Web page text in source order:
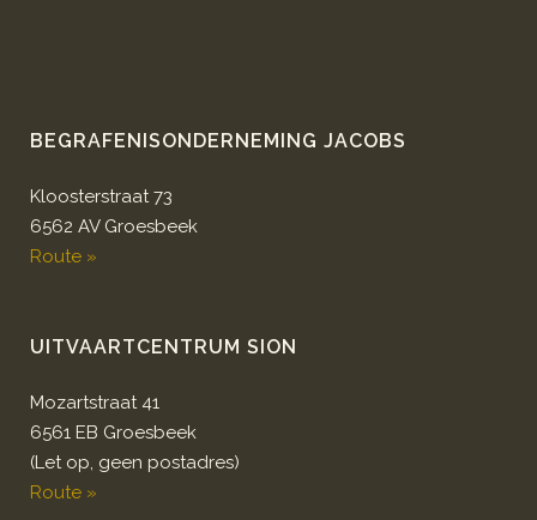
BEGRAFENISONDERNEMING JACOBS
Kloosterstraat 73
6562 AV Groesbeek
Route »
UITVAARTCENTRUM SION
Mozartstraat 41
6561 EB Groesbeek
(Let op, geen postadres)
Route »